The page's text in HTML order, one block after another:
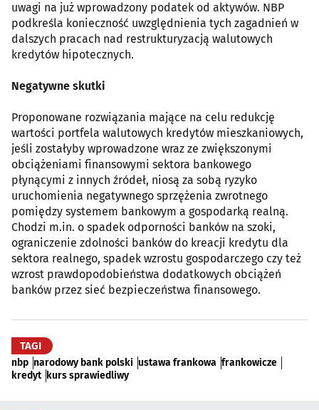
uwagi na już wprowadzony podatek od aktywów. NBP
podkreśla konieczność uwzględnienia tych zagadnień w
dalszych pracach nad restrukturyzacją walutowych
kredytów hipotecznych.
Negatywne skutki
Proponowane rozwiązania mające na celu redukcję
wartości portfela walutowych kredytów mieszkaniowych,
jeśli zostałyby wprowadzone wraz ze zwiększonymi
obciążeniami finansowymi sektora bankowego
płynącymi z innych źródeł, niosą za sobą ryzyko
uruchomienia negatywnego sprzężenia zwrotnego
pomiędzy systemem bankowym a gospodarką realną.
Chodzi m.in. o spadek odporności banków na szoki,
ograniczenie zdolności banków do kreacji kredytu dla
sektora realnego, spadek wzrostu gospodarczego czy też
wzrost prawdopodobieństwa dodatkowych obciążeń
banków przez sieć bezpieczeństwa finansowego.
TAGI
nbp narodowy bank polski ustawa frankowa frankowicze
kredyt kurs sprawiedliwy